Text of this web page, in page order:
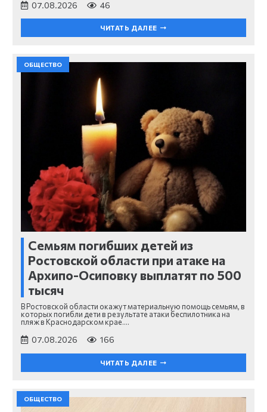
07.08.2026 46
ЧИТАТЬ ДАЛЕЕ
ОБЩЕСТВО
Семьям погибших детей из
Ростовской области при атаке на
Архипо-Осиповку выплатят по 500
тысяч
В Ростовской области окажут материальную помощь семьям, в
которых погибли дети в результате атаки беспилотника на
пляж в Краснодарском крае.…
07.08.2026 166
ЧИТАТЬ ДАЛЕЕ
ОБЩЕСТВО